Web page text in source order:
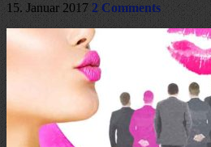
15. Januar 2017 2 Comments